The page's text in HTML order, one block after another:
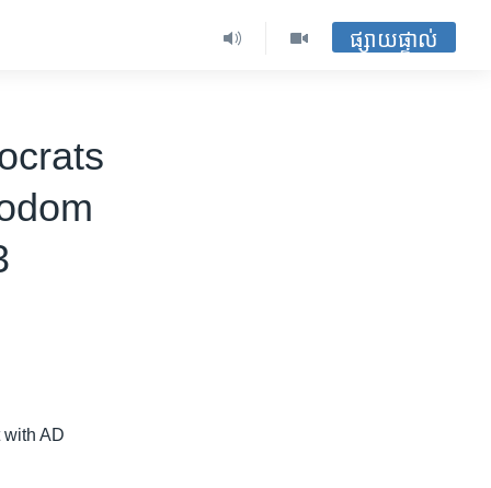
ផ្សាយផ្ទាល់
AD